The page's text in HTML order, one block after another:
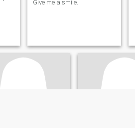
Give me a smile.